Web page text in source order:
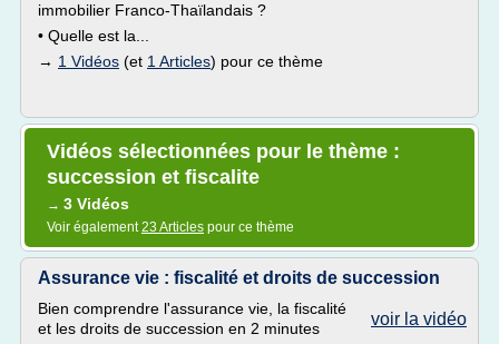
immobilier Franco-Thaïlandais ?
• Quelle est la...
→ 1 Vidéos (et 1 Articles) pour ce thème
Vidéos sélectionnées pour le thème :
succession et fiscalite
→ 3 Vidéos
Voir également23 Articles pour ce thème
Assurance vie : fiscalité et droits de succession
voir la vidéo
Bien comprendre l'assurance vie, la fiscalité
et les droits de succession en 2 minutes